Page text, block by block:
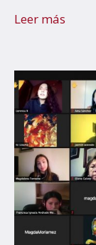
Leer más